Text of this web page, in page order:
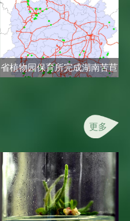
省植物园保育所完成湖南苦苣
更多